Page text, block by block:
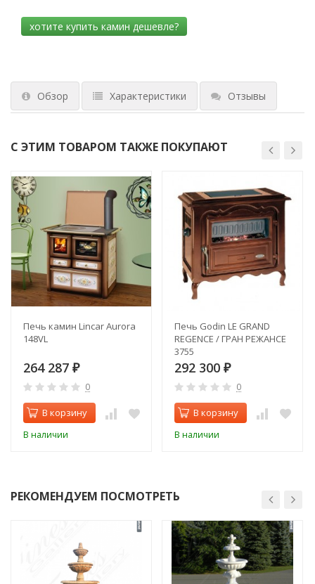
Обзор Характеристики Отзывы
С ЭТИМ ТОВАРОМ ТАКЖЕ ПОКУПАЮТ
Печь камин Lincar Aurora
148VL
264 287 ₽
0
В корзину
В наличии
Печь Godin LE GRAND
REGENCE / ГРАН РЕЖАНСЕ
3755
292 300 ₽
0
В корзину
В наличии
РЕКОМЕНДУЕМ ПОСМОТРЕТЬ